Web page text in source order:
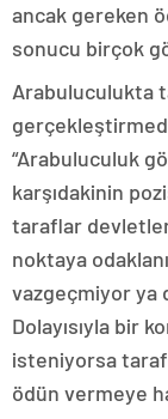
ancak gereken
sonucu birçok
Arabuluculukta
“Arabuluculuk
karşıdakinin
taraflar
noktaya
vazgeçmiyor ya
Dolayısıyla bir
isteniyorsa
ödün vermeye